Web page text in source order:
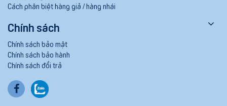
Cách phân biệt hàng giả / hàng nhái
Chính sách
Chính sách bảo mật
Chính sách bảo hành
Chính sách đổi trả